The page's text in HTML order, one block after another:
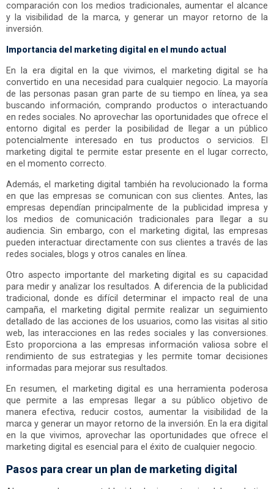
comparación con los medios tradicionales, aumentar el alcance
y la visibilidad de la marca, y generar un mayor retorno de la
inversión.
Importancia del marketing digital en el mundo actual
En la era digital en la que vivimos, el marketing digital se ha
convertido en una necesidad para cualquier negocio. La mayoría
de las personas pasan gran parte de su tiempo en línea, ya sea
buscando información, comprando productos o interactuando
en redes sociales. No aprovechar las oportunidades que ofrece el
entorno digital es perder la posibilidad de llegar a un público
potencialmente interesado en tus productos o servicios. El
marketing digital te permite estar presente en el lugar correcto,
en el momento correcto.
Además, el marketing digital también ha revolucionado la forma
en que las empresas se comunican con sus clientes. Antes, las
empresas dependían principalmente de la publicidad impresa y
los medios de comunicación tradicionales para llegar a su
audiencia. Sin embargo, con el marketing digital, las empresas
pueden interactuar directamente con sus clientes a través de las
redes sociales, blogs y otros canales en línea.
Otro aspecto importante del marketing digital es su capacidad
para medir y analizar los resultados. A diferencia de la publicidad
tradicional, donde es difícil determinar el impacto real de una
campaña, el marketing digital permite realizar un seguimiento
detallado de las acciones de los usuarios, como las visitas al sitio
web, las interacciones en las redes sociales y las conversiones.
Esto proporciona a las empresas información valiosa sobre el
rendimiento de sus estrategias y les permite tomar decisiones
informadas para mejorar sus resultados.
En resumen, el marketing digital es una herramienta poderosa
que permite a las empresas llegar a su público objetivo de
manera efectiva, reducir costos, aumentar la visibilidad de la
marca y generar un mayor retorno de la inversión. En la era digital
en la que vivimos, aprovechar las oportunidades que ofrece el
marketing digital es esencial para el éxito de cualquier negocio.
Pasos para crear un plan de marketing digital